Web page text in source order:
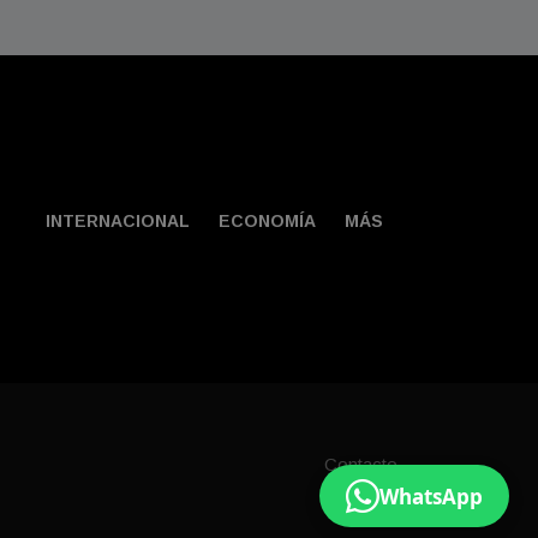
WhatsApp
INTERNACIONAL ECONOMÍA MÁS
Contacto